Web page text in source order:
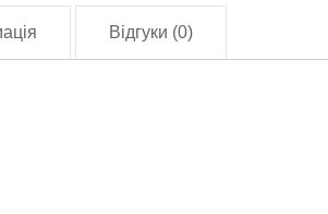
Відгуки (0)